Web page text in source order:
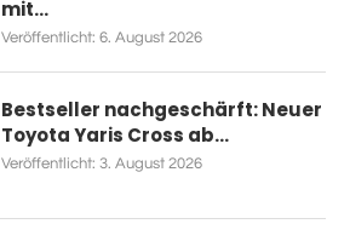
mit...
Veröffentlicht: 6. August 2026
Bestseller nachgeschärft: Neuer
Toyota Yaris Cross ab...
Veröffentlicht: 3. August 2026